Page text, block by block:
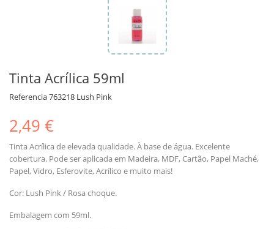
Tinta Acrílica 59ml
Referencia763218 Lush Pink
2,49 €
Tinta Acrílica de elevada qualidade. À base de água. Excelente
cobertura. Pode ser aplicada em Madeira, MDF, Cartão, Papel Maché,
Papel, Vidro, Esferovite, Acrílico e muito mais!
Cor: Lush Pink / Rosa choque.
Embalagem com 59ml.